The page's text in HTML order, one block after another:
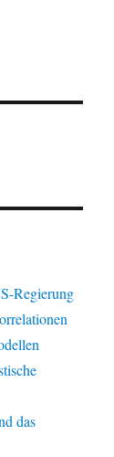
Regierung
das